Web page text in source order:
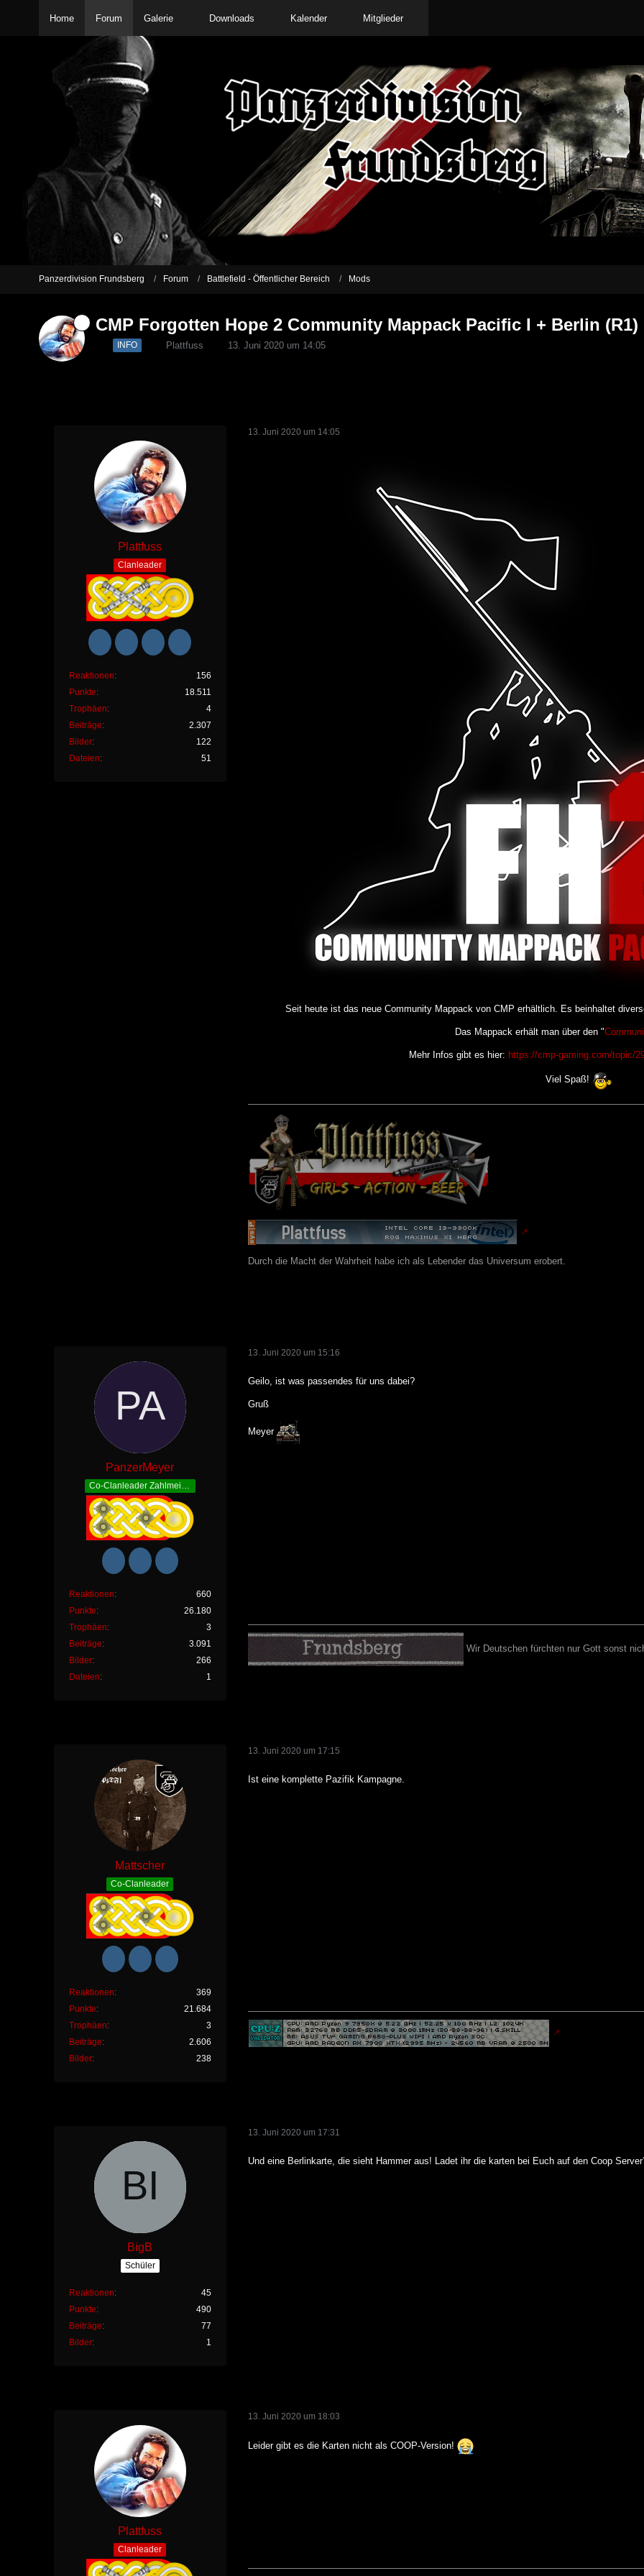
Home Forum Galerie Downloads Kalender Mitglieder
Panzerdivision Frundsberg Forum Battlefield - Öffentlicher Bereich Mods
CMP Forgotten Hope 2 Community Mappack Pacific I + Berlin (R1)
INFO Plattfuss 13. Juni 2020 um 14:05
Plattfuss
Clanleader
Reaktionen
156
Punkte
18.511
Trophäen
4
Beiträge
2.307
Bilder
122
Dateien
51
13. Juni 2020 um 14:05
Seit heute ist das neue Community Mappack von CMP erhältlich. Es beinhaltet
Das Mappack erhält man über den "
Mehr Infos gibt es hier: https://cmp-gaming.com/topic/
Viel Spaß!
Durch die Macht der Wahrheit habe ich als Lebender das Universum erobert.
PanzerMeyer
Reaktionen
660
Punkte
26.180
Trophäen
3
Beiträge
3.091
Bilder
266
Dateien
1
13. Juni 2020 um 15:16
Geilo, ist was passendes für uns dabei?
Gruß
Meyer
Wir Deutschen fürchten nur Gott sonst
Mattscher
Co-Clanleader
Reaktionen
369
Punkte
21.684
Trophäen
3
Beiträge
2.606
Bilder
238
13. Juni 2020 um 17:15
Ist eine komplette Pazifik Kampagne.
BigB
Schüler
Reaktionen
45
Punkte
490
Beiträge
77
Bilder
1
13. Juni 2020 um 17:31
Und eine Berlinkarte, die sieht Hammer aus! Ladet ihr die karten bei Euch auf den Coop
Plattfuss
Clanleader
13. Juni 2020 um 18:03
Leider gibt es die Karten nicht als COOP-Version!